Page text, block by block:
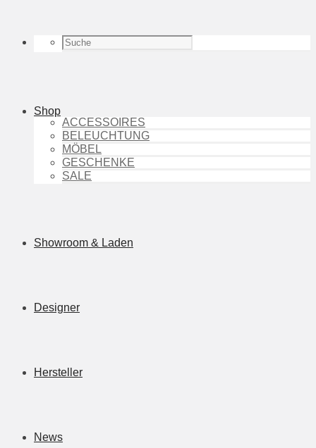
Shop
ACCESSOIRES
BELEUCHTUNG
MÖBEL
GESCHENKE
SALE
Showroom & Laden
Designer
Hersteller
News